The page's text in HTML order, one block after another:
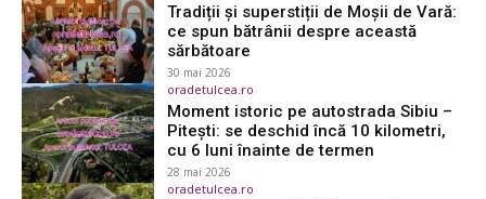
Tradiții și superstiții de Moșii de Vară:
ce spun bătrânii despre această
sărbătoare
30 mai 2026
oradetulcea.ro
Moment istoric pe autostrada Sibiu –
Pitești: se deschid încă 10 kilometri,
cu 6 luni înainte de termen
28 mai 2026
oradetulcea.ro